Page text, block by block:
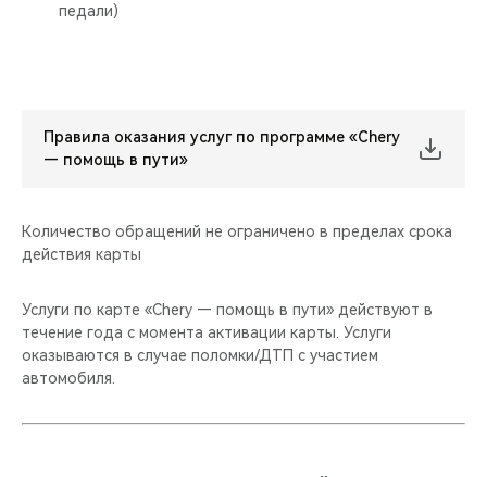
педали)
Правила оказания услуг по программе «Chery
— помощь в пути»
Количество обращений не ограничено в пределах срока
действия карты
Услуги по карте «Chery — помощь в пути» действуют в
течение года с момента активации карты. Услуги
оказываются в случае поломки/ДТП с участием
автомобиля.